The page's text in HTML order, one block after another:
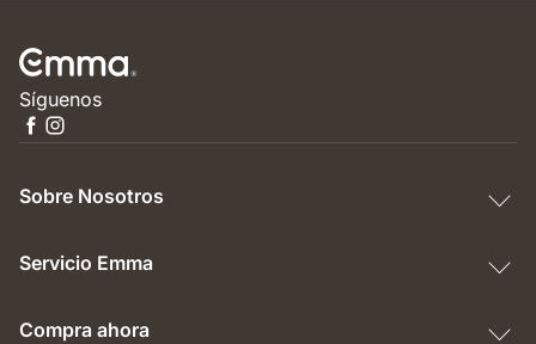
Síguenos
Sobre Nosotros
Servicio Emma
Compra ahora